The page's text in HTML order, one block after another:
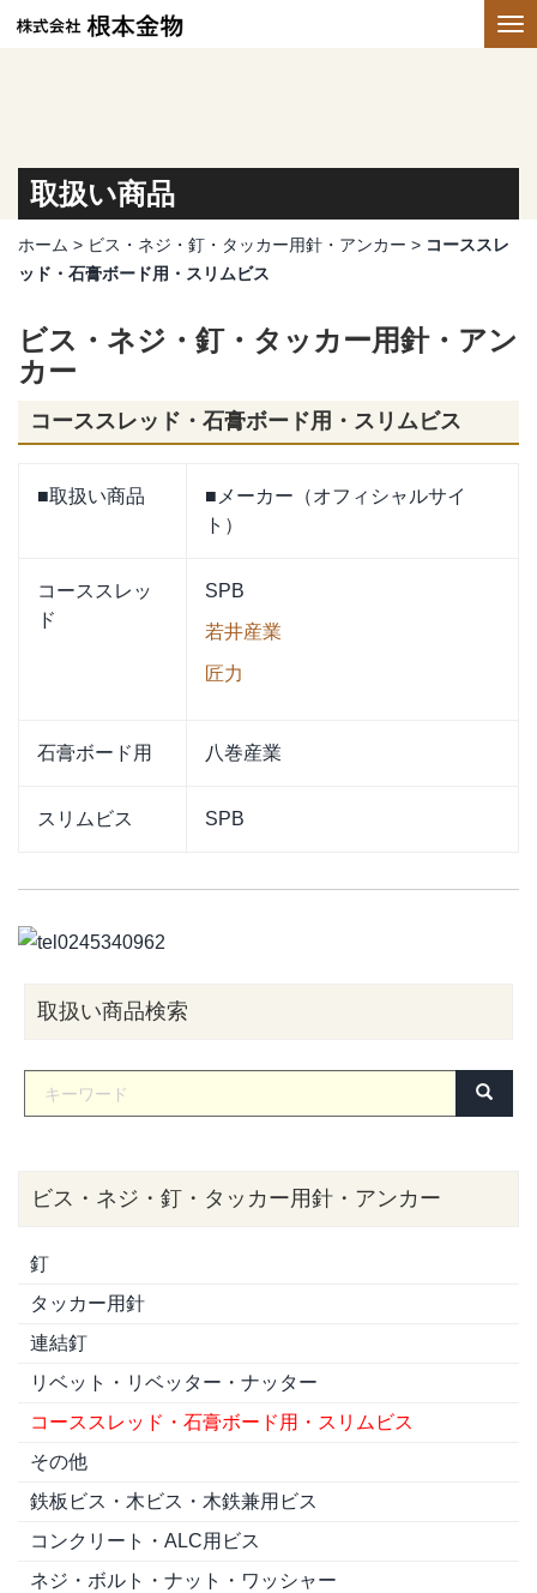
取扱い商品
ホーム > ビス・ネジ・釘・タッカー用針・アンカー > コーススレ
ッド・石膏ボード用・スリムビス
ビス・ネジ・釘・タッカー用針・アン
カー
コーススレッド・石膏ボード用・スリムビス
■取扱い商品
■メーカー（オフィシャルサイ
ト）
コーススレッ
ド
SPB
若井産業
匠力
石膏ボード用 八巻産業
スリムビス SPB
取扱い商品検索
ビス・ネジ・釘・タッカー用針・アンカー
釘
タッカー用針
連結釘
リベット・リベッター・ナッター
コーススレッド・石膏ボード用・スリムビス
その他
鉄板ビス・木ビス・木鉄兼用ビス
コンクリート・ALC用ビス
ネジ・ボルト・ナット・ワッシャー